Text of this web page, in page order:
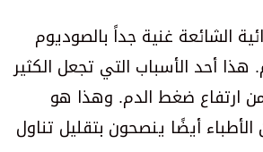
الشائعة غنية جداً بالصوديوم
هذا أحد الأسباب التي تجعل الكثير
ارتفاع ضغط الدم. وهذا هو
أيضًا ينصحون بتقليل تناول